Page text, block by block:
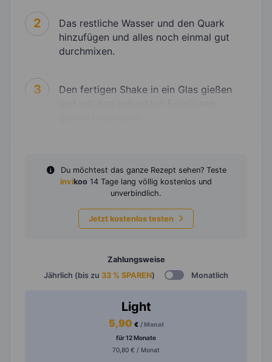
2
Das restliche Wasser und den Quark
hinzufügen und alles noch einmal gut
durchmixen.
3
Den fertigen Shake in ein Glas gießen
Du möchtest das ganze Rezept sehen? Teste
invikoo 14 Tage lang völlig kostenlos und
unverbindlich.
Jetzt kostenlos testen
Zahlungsweise
Jährlich (bis zu 33 % SPAREN) Monatlich
Light
5,90 € / Monat
für 12 Monate
70,80 € / Monat